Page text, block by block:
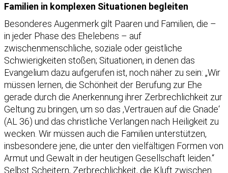
Familien in komplexen Situationen begleiten
Besonderes Augenmerk gilt Paaren und Familien, die –
in jeder Phase des Ehelebens – auf
zwischenmenschliche, soziale oder geistliche
Schwierigkeiten stoßen; Situationen, in denen das
Evangelium dazu aufgerufen ist, noch näher zu sein: „Wir
müssen lernen, die Schönheit der Berufung zur Ehe
gerade durch die Anerkennung ihrer Zerbrechlichkeit zur
Geltung zu bringen, um so das ‚Vertrauen auf die Gnade‘
(AL 36) und das christliche Verlangen nach Heiligkeit zu
wecken. Wir müssen auch die Familien unterstützen,
insbesondere jene, die unter den vielfältigen Formen von
Armut und Gewalt in der heutigen Gesellschaft leiden.“
Selbst Scheitern, Zerbrechlichkeit, die Kluft zwischen